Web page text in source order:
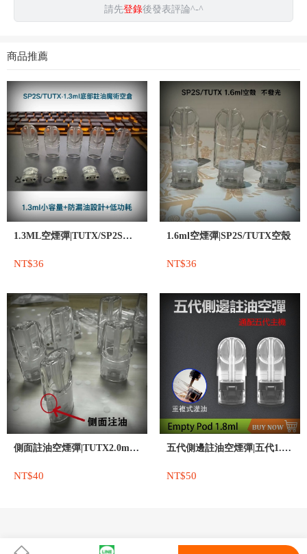
請先登錄後發表評論^-^
商品推薦
1.3ML空煙彈|TUTX/SP2S空殼
NT$36
1.6ml空煙彈|SP2S/TUTX空殼
NT$36
側面註油空煙彈|TUTX2.0ml側註油
NT$40
五代側邊註油空煙彈|五代1.8ml空殼|
NT$50